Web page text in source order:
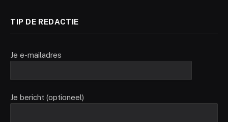
TIP DE REDACTIE
Je e-mailadres
Je bericht (optioneel)